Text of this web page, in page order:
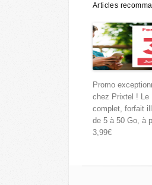
Articles
Promo
chez Prixtel ! Le
complet, forfait
de 5 à 50 Go, à
3,99€